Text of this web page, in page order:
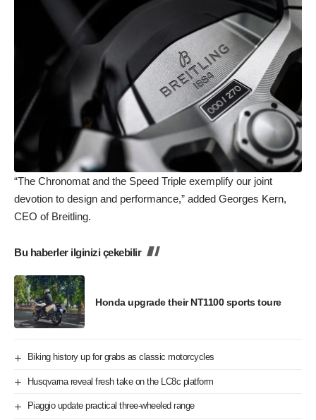
“The Chronomat and the Speed Triple exemplify our joint
devotion to design and performance,” added Georges Kern,
CEO of Breitling.
Bu haberler ilginizi çekebilir
Honda upgrade their NT1100 sports toure
Biking history up for grabs as classic motorcycles
Husqvarna reveal fresh take on the LC8c platform
Piaggio update practical three-wheeled range